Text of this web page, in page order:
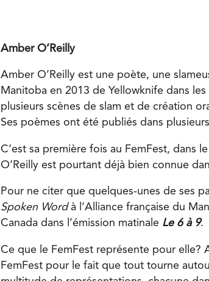
Amber O’Reilly
Amber O’Reilly est une poète, une
Manitoba en 2013 de Yellowknife dans
plusieurs scènes de slam et de création
Ses poèmes ont été publiés dans
C’est sa première fois au FemFest, dans le
O’Reilly est pourtant déjà bien connue
Pour ne citer que quelques-unes de ses
Spoken Wordà l’Alliance française du
Canada dans l’émission matinale Le 6 à 9.
Ce que le FemFest représente pour elle?
FemFest pour le fait que tout tourne